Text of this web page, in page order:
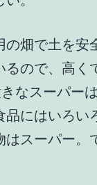
畑で土を安
ので、高く
なスーパー
にはいろい
スーパー。